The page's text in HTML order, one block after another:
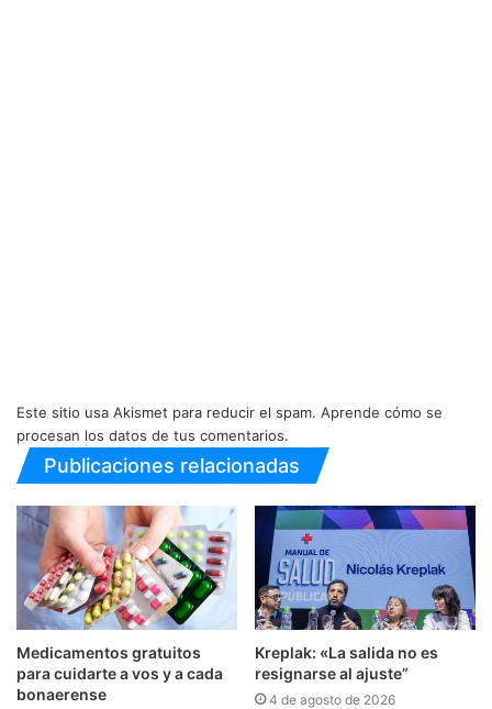
Este sitio usa Akismet para reducir el spam. Aprende cómo se
procesan los datos de tus comentarios.
Publicaciones relacionadas
Medicamentos gratuitos
para cuidarte a vos y a cada
bonaerense
Kreplak: «La salida no es
resignarse al ajuste”
4 de agosto de 2026